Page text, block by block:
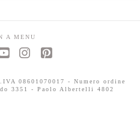
A MENU
08601070017 - Numero ordine
3351 - Paolo Albertelli 4802